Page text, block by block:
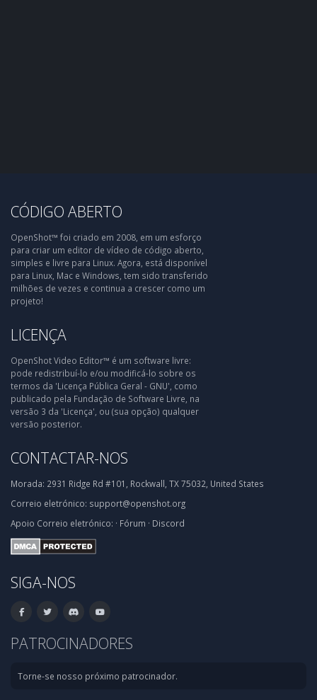
CÓDIGO ABERTO
OpenShot™ foi criado em 2008, em um esforço
para criar um editor de vídeo de código aberto,
simples e livre para Linux. Agora, está disponível
para Linux, Mac e Windows, tem sido transferido
milhões de vezes e continua a crescer como um
projeto!
LICENÇA
OpenShot Video Editor™ é um software livre:
pode redistribuí-lo e/ou modificá-lo sobre os
termos da 'Licença Pública Geral - GNU', como
publicado pela Fundação de Software Livre, na
versão 3 da 'Licença', ou (sua opção) qualquer
versão posterior.
CONTACTAR-NOS
Morada: 2931 Ridge Rd #101, Rockwall, TX 75032, United States
Correio eletrónico: support@openshot.org
Apoio Correio eletrónico: · Fórum · Discord
SIGA-NOS
PATROCINADORES
Torne-se nosso próximo patrocinador.